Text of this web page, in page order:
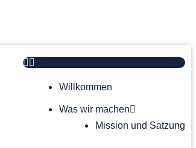
Willkommen
Was wir machen
Mission und Satzung